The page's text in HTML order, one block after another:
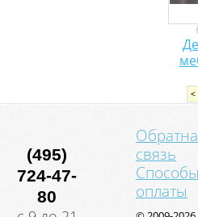
<
(495)
724-47-
80
связь
Способы
оплаты